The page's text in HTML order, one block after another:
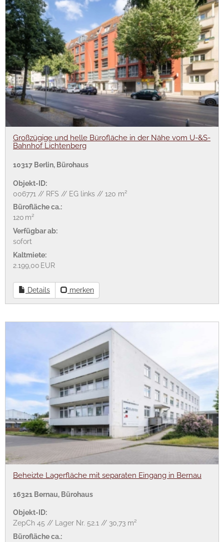
Großzügige und helle Bürofläche in der Nähe vom U-&S-
Bahnhof Lichtenberg
10317 Berlin, Bürohaus
Objekt-ID:
006771 // RFS // EG links // 120 m²
Bürofläche ca.:
120 m²
Verfügbar ab:
sofort
Kaltmiete:
2.199,00 EUR
Details merken
Beheizte Lagerfläche mit separaten Eingang in Bernau
16321 Bernau, Bürohaus
Objekt-ID:
ZepCh 45 // Lager Nr. 52.1 // 30,73 m²
Bürofläche ca.: